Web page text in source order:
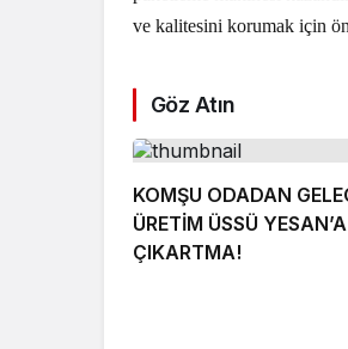
ve kalitesini korumak için
Göz Atın
KOMŞU ODADAN
ÜRETİM ÜSSÜ YESAN’A
ÇIKARTMA!